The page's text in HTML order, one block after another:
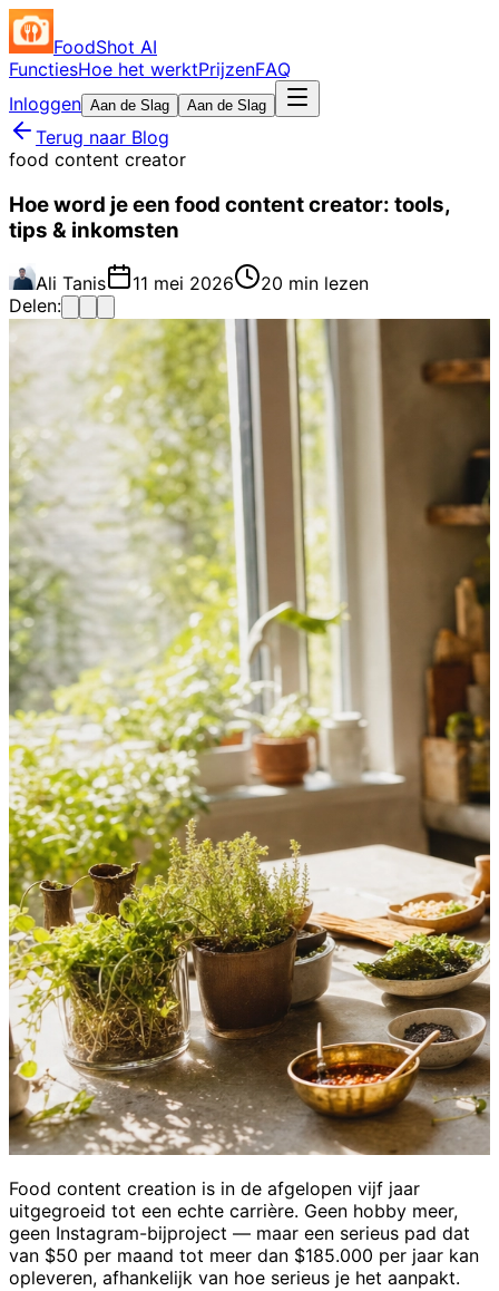
FoodShot AI
FunctiesHoe het werktPrijzenFAQ
Inloggen Aan de Slag Aan de Slag
Terug naar Blog
food content creator
Hoe word je een food content creator: tools,
tips & inkomsten
Ali Tanis 11 mei 2026
20 min lezen
Delen:
Food content creation is in de afgelopen vijf jaar
uitgegroeid tot een echte carrière. Geen hobby meer,
geen Instagram-bijproject — maar een serieus pad dat
van $50 per maand tot meer dan $185.000 per jaar kan
opleveren, afhankelijk van hoe serieus je het aanpakt.